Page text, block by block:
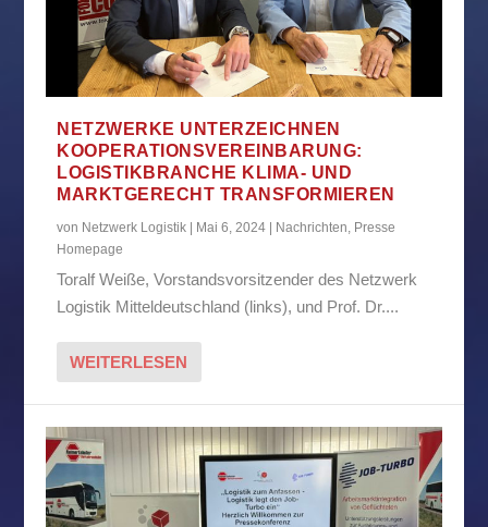
NETZWERKE UNTERZEICHNEN
KOOPERATIONSVEREINBARUNG:
LOGISTIKBRANCHE KLIMA- UND
MARKTGERECHT TRANSFORMIEREN
von Netzwerk Logistik Mai 6, 2024 Nachrichten, Presse
Homepage
Toralf Weiße, Vorstandsvorsitzender des Netzwerk
Logistik Mitteldeutschland (links), und Prof. Dr....
WEITERLESEN